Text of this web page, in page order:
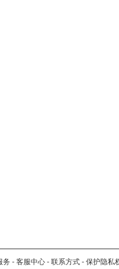
务 - 客服中心 - 联系方式 - 保护隐私